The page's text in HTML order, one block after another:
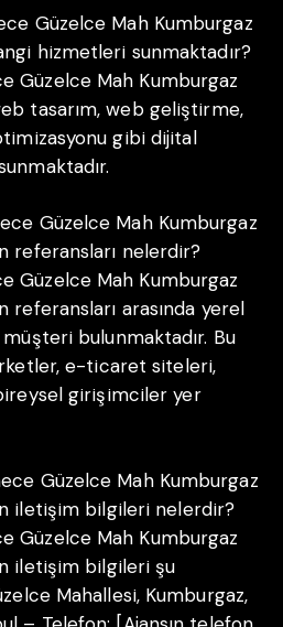
Güzelce Mah Kumburgaz
hizmetleri sunmaktadır?
Güzelce Mah Kumburgaz
tasarım, web geliştirme,
gibi dijital
Güzelce Mah Kumburgaz
referansları nelerdir?
Güzelce Mah Kumburgaz
referansları arasında yerel
bulunmaktadır. Bu
e-ticaret siteleri,
girişimciler yer
Güzelce Mah Kumburgaz
iletişim bilgileri nelerdir?
Güzelce Mah Kumburgaz
iletişim bilgileri şu
Mahallesi, Kumburgaz,